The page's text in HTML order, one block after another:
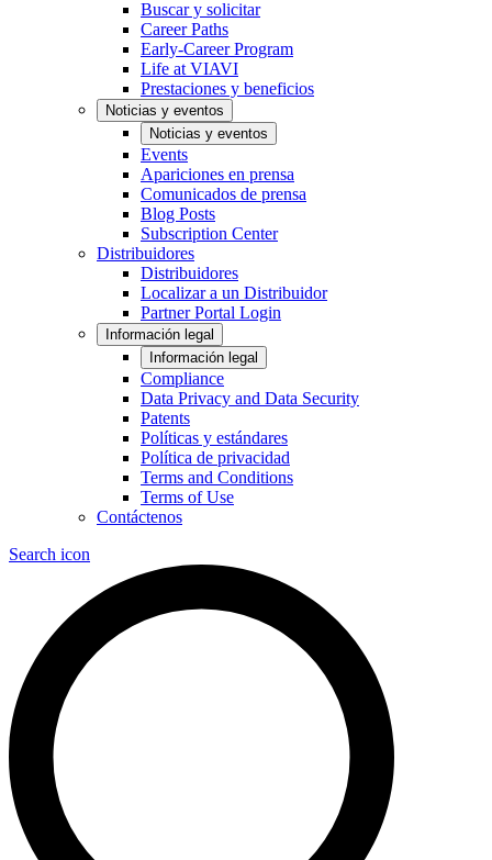
Buscar y solicitar
Career Paths
Early-Career Program
Life at VIAVI
Prestaciones y beneficios
Noticias y eventos
Noticias y eventos
Events
Apariciones en prensa
Comunicados de prensa
Blog Posts
Subscription Center
Distribuidores
Distribuidores
Localizar a un Distribuidor
Partner Portal Login
Información legal
Información legal
Compliance
Data Privacy and Data Security
Patents
Políticas y estándares
Política de privacidad
Terms and Conditions
Terms of Use
Contáctenos
Search icon